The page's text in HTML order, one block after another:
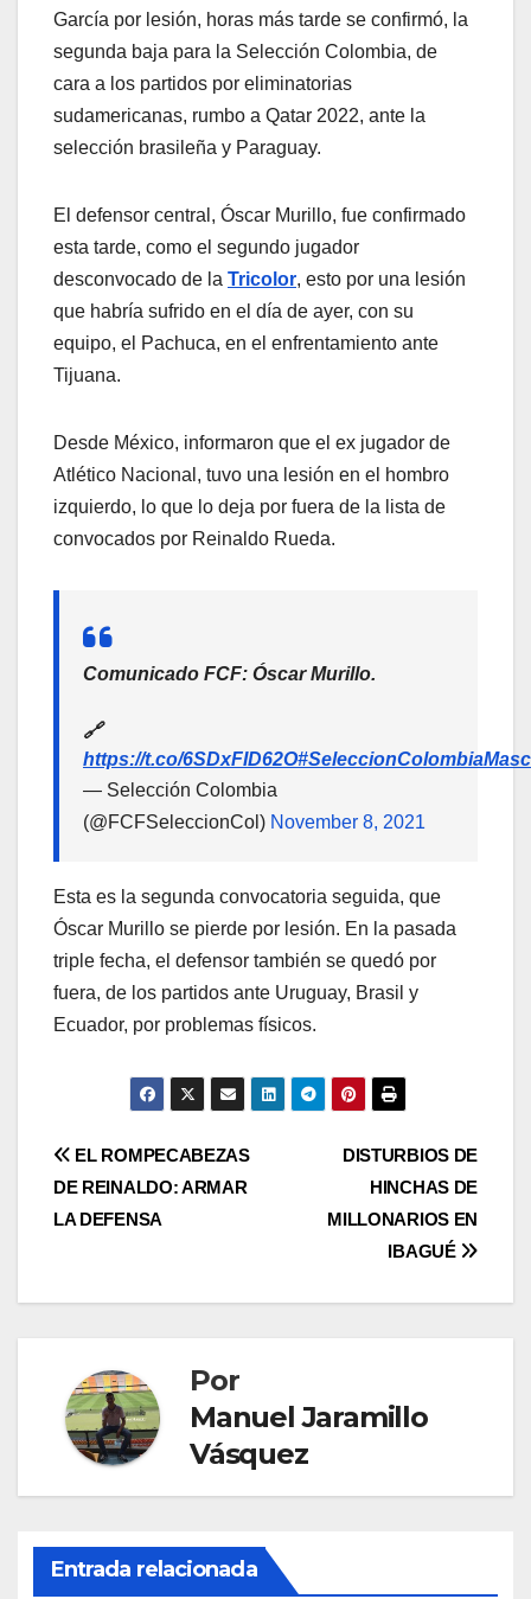
García por lesión, horas más tarde se confirmó, la
segunda baja para la Selección Colombia, de
cara a los partidos por eliminatorias
sudamericanas, rumbo a Qatar 2022, ante la
selección brasileña y Paraguay.
El defensor central, Óscar Murillo, fue confirmado
esta tarde, como el segundo jugador
desconvocado de la Tricolor, esto por una lesión
que habría sufrido en el día de ayer, con su
equipo, el Pachuca, en el enfrentamiento ante
Tijuana.
Desde México, informaron que el ex jugador de
Atlético Nacional, tuvo una lesión en el hombro
izquierdo, lo que lo deja por fuera de la lista de
convocados por Reinaldo Rueda.
Comunicado FCF: Óscar Murillo.
🔗
https://t.co/6SDxFID62O
— Selección Colombia
(@FCFSeleccionCol) November 8, 2021
Esta es la segunda convocatoria seguida, que
Óscar Murillo se pierde por lesión. En la pasada
triple fecha, el defensor también se quedó por
fuera, de los partidos ante Uruguay, Brasil y
Ecuador, por problemas físicos.
DISTURBIOS DE
HINCHAS DE
MILLONARIOS EN
IBAGUÉ
EL ROMPECABEZAS
DE REINALDO: ARMAR
LA DEFENSA
Por
Manuel Jaramillo
Vásquez
Entrada relacionada